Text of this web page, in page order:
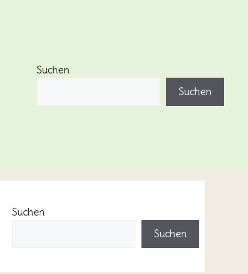
Suchen
Suchen
Suchen
Suchen